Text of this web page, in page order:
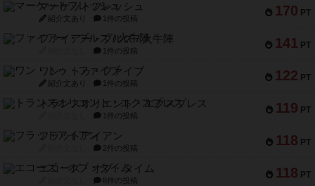
170 PT
マーケットフレッシュ
紹介文あり 1件の投稿
141 PT
ファイアー・ブルズ / 火牛陣
1件の投稿
122 PT
ワン・トゥ・ファイブ
紹介文あり 1件の投稿
119 PT
トランスオリエント・エクスプレス
1件の投稿
118 PT
フラットアイアン
2件の投稿
118 PT
エコーズ・オブ・タイム
8件の投稿